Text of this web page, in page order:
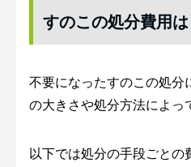
すのこの処分費用
不要になったすのこの処分
の大きさや処分方法によっ
以下では処分の手段ごとの